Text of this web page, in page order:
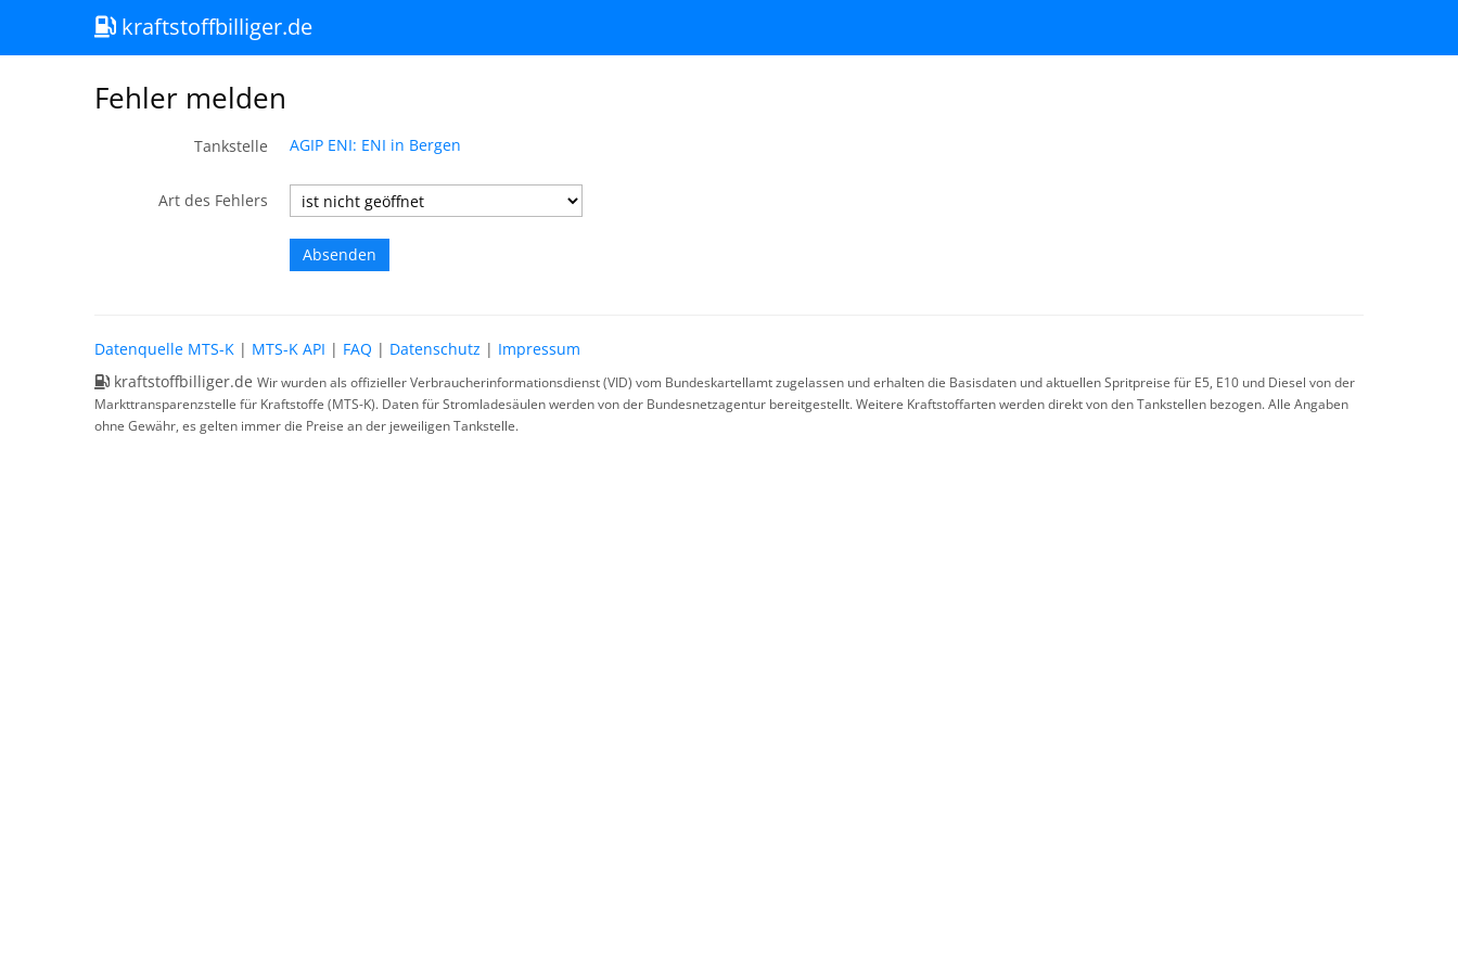
kraftstoffbilliger.de
Fehler melden
Tankstelle AGIP ENI: ENI in Bergen
Art des Fehlers
Datenquelle MTS-K | MTS-K API | FAQ | Datenschutz | Impressum
kraftstoffbilliger.de Wir wurden als offizieller Verbraucherinformationsdienst (VID) vom Bundeskartellamt zugelassen und erhalten die Basisdaten und aktuellen Spritpreise für E5, E10 und Diesel von der
Markttransparenzstelle für Kraftstoffe (MTS-K). Daten für Stromladesäulen werden von der Bundesnetzagentur bereitgestellt. Weitere Kraftstoffarten werden direkt von den Tankstellen bezogen. Alle Angaben
ohne Gewähr, es gelten immer die Preise an der jeweiligen Tankstelle.